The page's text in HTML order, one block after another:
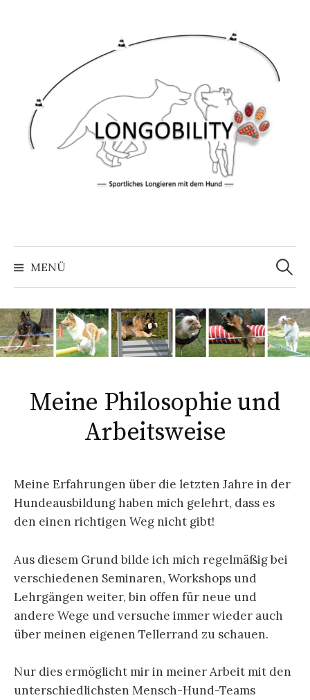
MENÜ
Suche
nach:
Meine Philosophie und
Arbeitsweise
Meine Erfahrungen über die letzten Jahre in der
Hundeausbildung haben mich gelehrt, dass es
den einen richtigen Weg nicht gibt!
Aus diesem Grund bilde ich mich regelmäßig bei
verschiedenen Seminaren, Workshops und
Lehrgängen weiter, bin offen für neue und
andere Wege und versuche immer wieder auch
über meinen eigenen Tellerrand zu schauen.
Nur dies ermöglicht mir in meiner Arbeit mit den
unterschiedlichsten Mensch-Hund-Teams